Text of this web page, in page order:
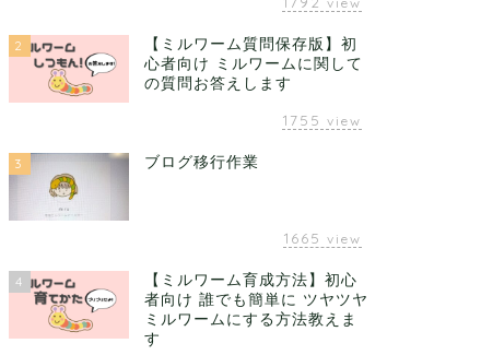
2
【ミルワーム質問保存版】初
心者向け ミルワームに関して
の質問お答えします
1755 view
3 ブログ移行作業
1665 view
4
【ミルワーム育成方法】初心
者向け 誰でも簡単に ツヤツヤ
ミルワームにする方法教えま
す